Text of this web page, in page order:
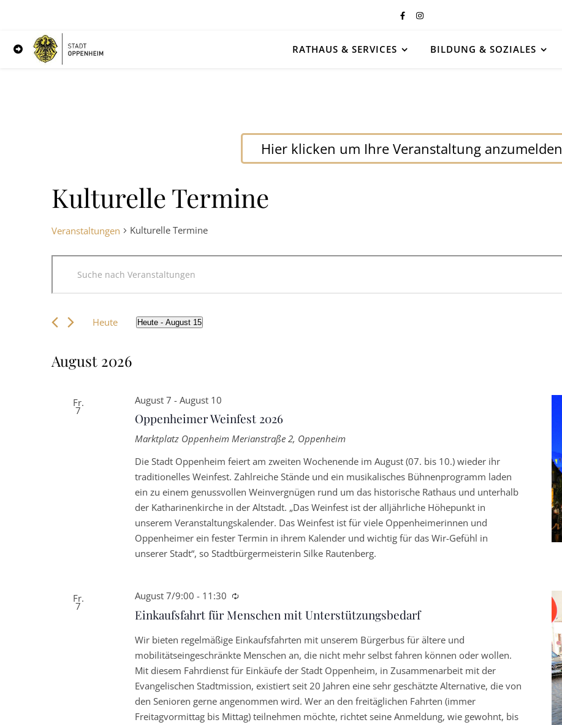
RATHAUS & SERVICES BILDUNG & SOZIALES
Hier klicken um Ihre Veranstaltung anzumelden
Kulturelle Termine
Veranstaltungen Kulturelle Termine
Veranstaltungen
Such-
und
Ansichtennavigation
nach
Veranstaltungen
Heute Heute - August 15
August 2026
Fr.
7 Oppenheimer Weinfest 2026
August 7 - August 10
Marktplatz Oppenheim Merianstraße 2, Oppenheim
Die Stadt Oppenheim feiert am zweiten Wochenende im August (07. bis 10.) wieder ihr
traditionelles Weinfest. Zahlreiche Stände und ein musikalisches Bühnenprogramm laden
ein zu einem genussvollen Weinvergnügen rund um das historische Rathaus und unterhalb
der Katharinenkirche in der Altstadt. „Das Weinfest ist der alljährliche Höhepunkt in
unserem Veranstaltungskalender. Das Weinfest ist für viele Oppenheimerinnen und
Oppenheimer ein fester Termin in ihrem Kalender und wichtig für das Wir-Gefühl in
unserer Stadt“, so Stadtbürgermeisterin Silke Rautenberg.
Fr.
7
Einkaufsfahrt für Menschen mit Unterstützungsbedarf
August 7/9:00 - 11:30 Wiederkehrende
Wir bieten regelmäßige Einkaufsfahrten mit unserem Bürgerbus für ältere und
mobilitätseingeschränkte Menschen an, die nicht mehr selbst fahren können oder wollen.
Mit diesem Fahrdienst für Einkäufe der Stadt Oppenheim, in Zusammenarbeit mit der
Evangelischen Stadtmission, existiert seit 20 Jahren eine sehr geschätzte Alternative, die von
den Senioren gerne angenommen wird. Wer an den freitäglichen Fahrten (immer
Freitagvormittag bis Mittag) teilnehmen möchte, richtet seine Anmeldung, wie gewohnt, bis